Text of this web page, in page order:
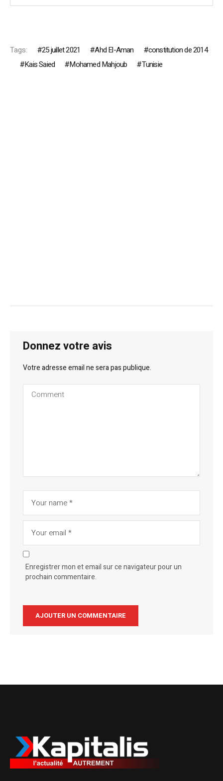
Tags: 25 juillet 2021 Ahd El-Aman
constitution de 2014
Kais Saied
Mohamed Mahjoub Tunisie
Donnez votre avis
Votre adresse email ne sera pas publique.
Enregistrer mon et email sur ce navigateur pour un
prochain commentaire.